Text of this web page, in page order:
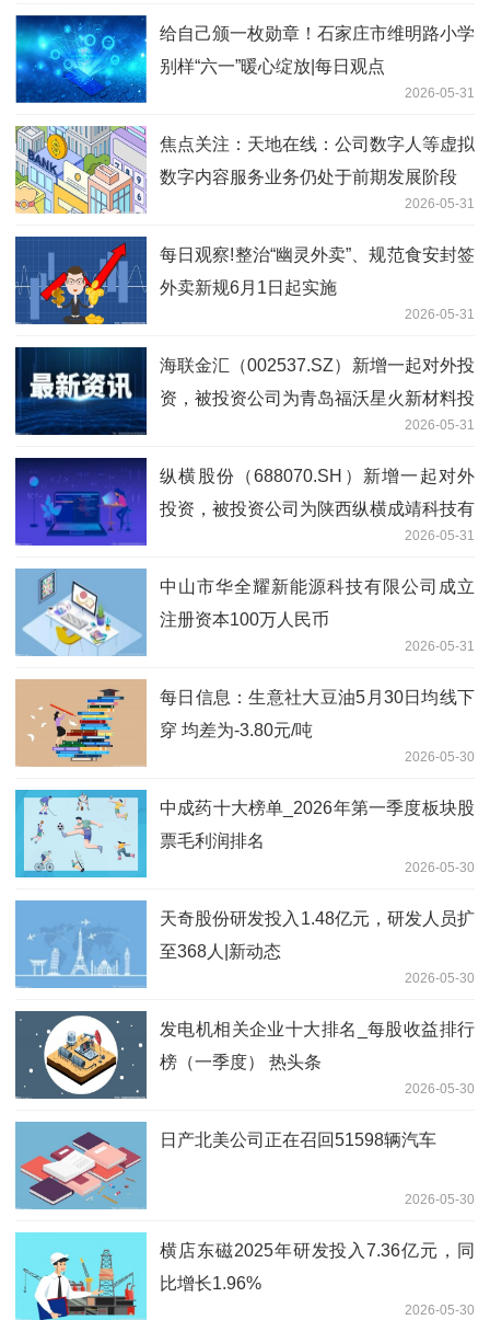
给自己颁一枚勋章！石家庄市维明路小学
别样“六一”暖心绽放|每日观点
2026-05-31
焦点关注：天地在线：公司数字人等虚拟
数字内容服务业务仍处于前期发展阶段
2026-05-31
每日观察!整治“幽灵外卖”、规范食安封签
外卖新规6月1日起实施
2026-05-31
海联金汇（002537.SZ）新增一起对外投
资，被投资公司为青岛福沃星火新材料投
2026-05-31
纵横股份（688070.SH）新增一起对外
投资，被投资公司为陕西纵横成靖科技有
2026-05-31
中山市华全耀新能源科技有限公司成立
注册资本100万人民币
2026-05-31
每日信息：生意社大豆油5月30日均线下
穿 均差为-3.80元/吨
2026-05-30
中成药十大榜单_2026年第一季度板块股
票毛利润排名
2026-05-30
天奇股份研发投入1.48亿元，研发人员扩
至368人|新动态
2026-05-30
发电机相关企业十大排名_每股收益排行
榜（一季度） 热头条
2026-05-30
日产北美公司正在召回51598辆汽车
2026-05-30
横店东磁2025年研发投入7.36亿元，同
比增长1.96%
2026-05-30